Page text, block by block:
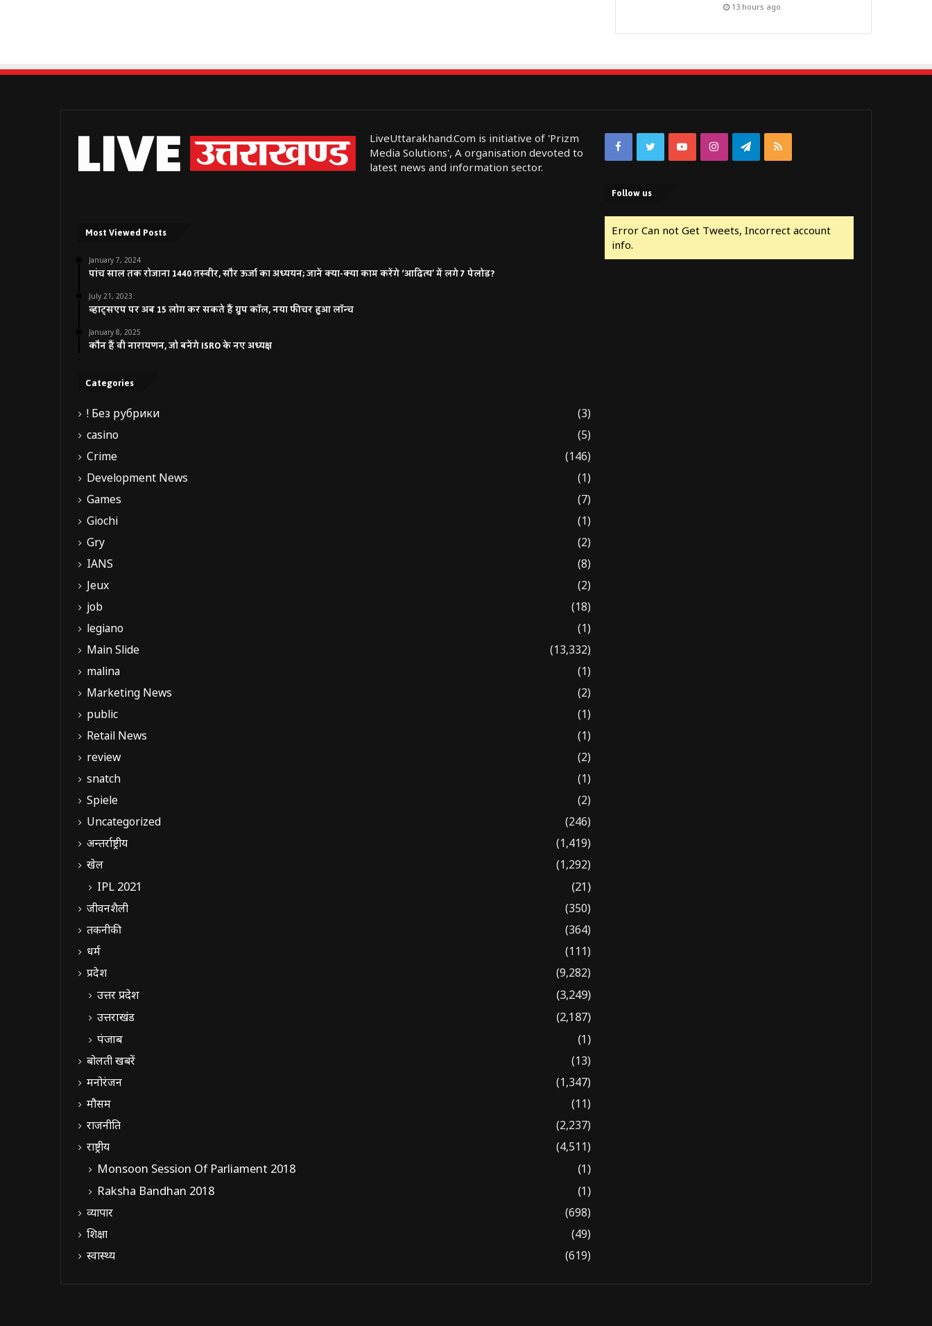
13 hours ago
LiveUttarakhand.Com is initiative of 'Prizm
Media Solutions', A organisation devoted to
latest news and information sector.
Most Viewed Posts
January 7, 2024
पांच साल तक रोजाना 1440 तस्वीर, सौर ऊर्जा का अध्ययन; जानें क्या-क्या काम करेंगे ‘आदित्य’ में लगे 7 पेलोड?
July 21, 2023
व्हाट्सएप पर अब 15 लोग कर सकते हैं ग्रुप कॉल, नया फीचर हुआ लॉन्च
January 8, 2025
कौन हैं वी नारायणन, जो बनेंगे ISRO के नए अध्यक्ष
Categories
! Без рубрики
(3)
casino
(5)
Crime
(146)
Development News
(1)
Games
(7)
Giochi
(1)
Gry
(2)
IANS
(8)
Jeux
(2)
job
(18)
legiano
(1)
Main Slide
(13,332)
malina
(1)
Marketing News
(2)
public
(1)
Retail News
(1)
review
(2)
snatch
(1)
Spiele
(2)
Uncategorized
(246)
अन्तर्राष्ट्रीय
(1,419)
खेल
(1,292)
IPL 2021 (21)
जीवनशैली
(350)
तकनीकी
(364)
धर्म
(111)
प्रदेश
(9,282)
उत्तर प्रदेश
(3,249)
उत्तराखंड
(2,187)
पंजाब
(1)
बोलती खबरें
(13)
मनोरंजन
(1,347)
मौसम
(11)
राजनीति
(2,237)
राष्ट्रीय
(4,511)
Monsoon Session Of Parliament 2018
(1)
Raksha Bandhan 2018
(1)
व्यापार
(698)
शिक्षा
(49)
स्वास्थ्य
(619)
FacebookTwitterYouTubeInstagramTelegram
RSS
Follow us
Error Can not Get Tweets, Incorrect account
info.